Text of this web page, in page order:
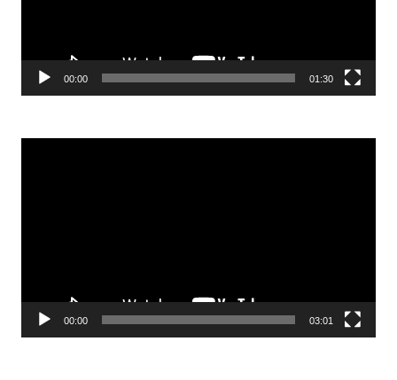
00:00 01:30
Odtwarzacz
00:00 03:01